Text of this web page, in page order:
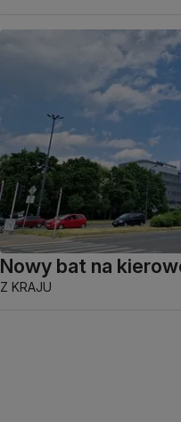
Nowy bat na
Z KRAJU